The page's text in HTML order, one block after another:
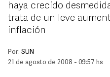
haya crecido
trata de un leve
inflación
Por: SUN
21 de agosto de 2008 - 09:57 hs